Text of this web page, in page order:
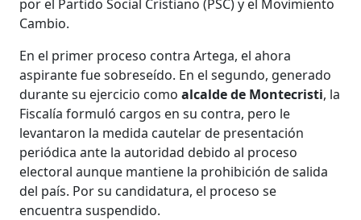
por el Partido Social Cristiano (PSC) y el Movimiento
Cambio.
En el primer proceso contra Artega, el ahora
aspirante fue sobreseído. En el segundo, generado
durante su ejercicio comoalcalde de Montecristi, la
Fiscalía formuló cargos en su contra, pero le
levantaron la medida cautelar de presentación
periódica ante la autoridad debido al proceso
electoral aunque mantiene la prohibición de salida
del país. Por su candidatura, el proceso se
encuentra suspendido.